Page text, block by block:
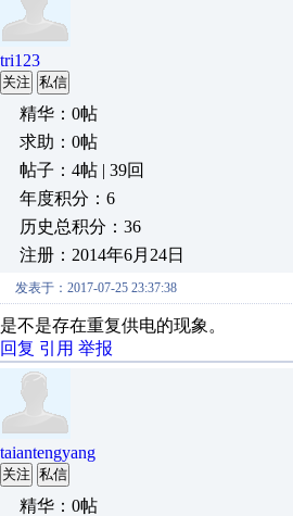
tri123
关注 私信
精华：0帖
求助：0帖
帖子：4帖 | 39回
年度积分：6
历史总积分：36
注册：2014年6月24日
发表于：2017-07-25 23:37:38
是不是存在重复供电的现象。
回复 引用 举报
taiantengyang
关注 私信
精华：0帖